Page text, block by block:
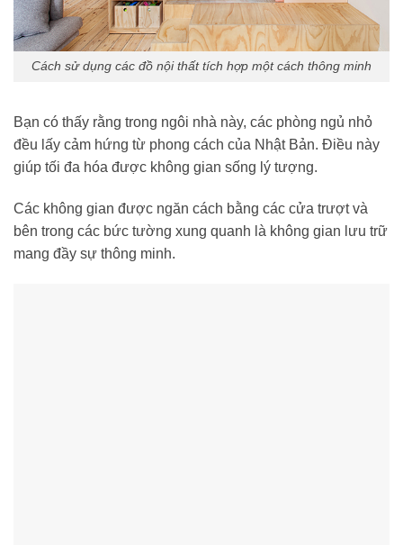
Cách sử dụng các đồ nội thất tích hợp một cách thông minh
Bạn có thấy rằng trong ngôi nhà này, các phòng ngủ nhỏ
đều lấy cảm hứng từ phong cách của Nhật Bản. Điều này
giúp tối đa hóa được không gian sống lý tượng.
Các không gian được ngăn cách bằng các cửa trượt và
bên trong các bức tường xung quanh là không gian lưu trữ
mang đầy sự thông minh.